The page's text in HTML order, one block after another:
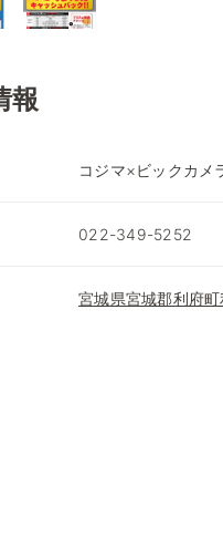
報
コジマ×ビックカメ
022-349-5252
宮城県宮城郡利府